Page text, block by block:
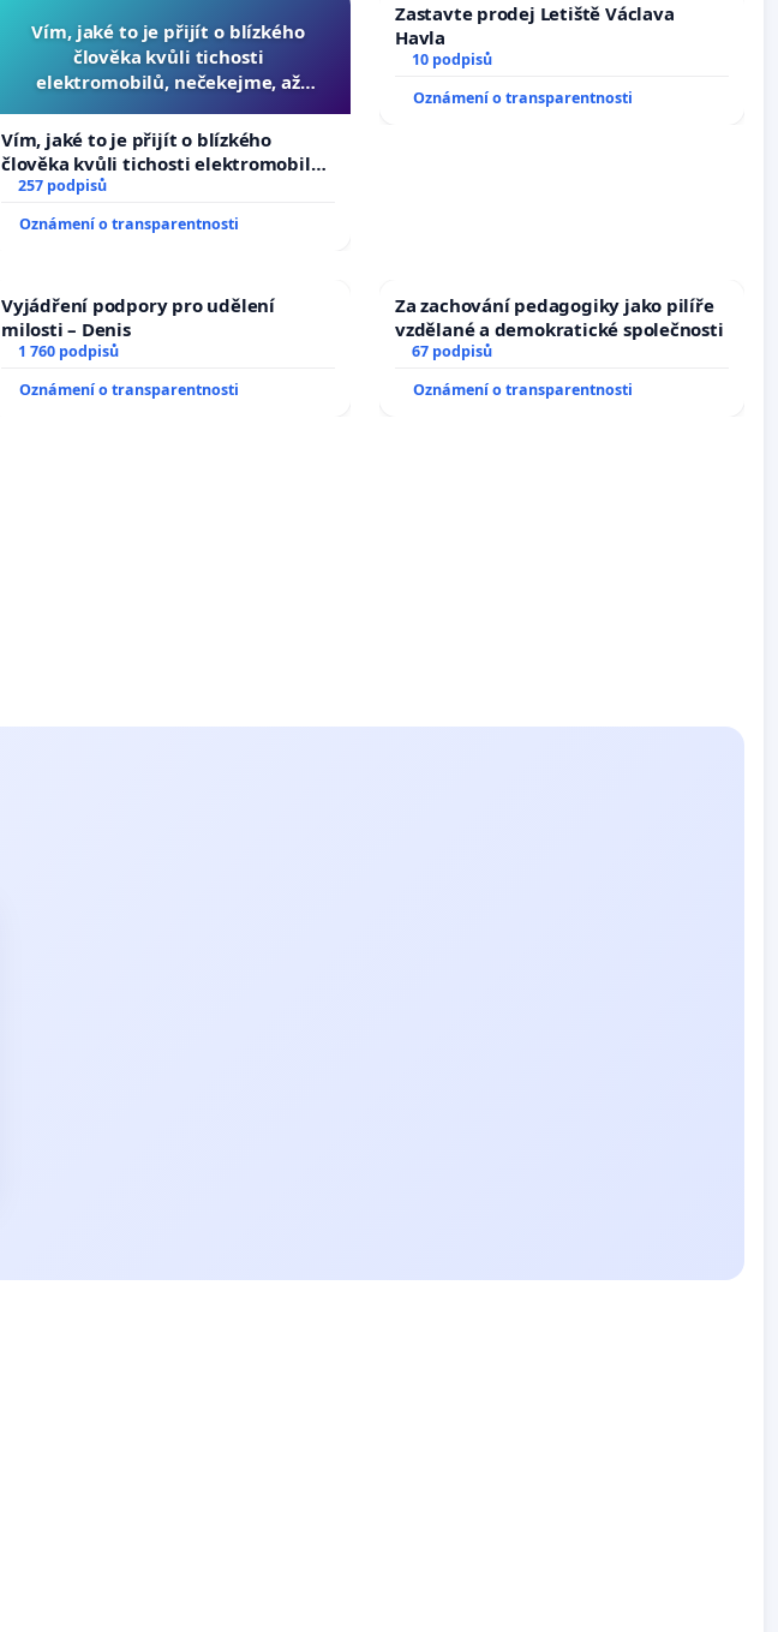
Vím, jaké to je přijít o blízkého
člověka kvůli tichosti
elektromobilů, nečekejme, až
auta!
Vím, jaké to je přijít o blízkého
člověka kvůli tichosti elektromobilů,
nečekejme, až přibydou další,
zaveďme slyšitelná auta!
257 podpisů
Oznámení o transparentnosti
Zastavte prodej Letiště Václava
Havla
10 podpisů
Oznámení o transparentnosti
Vyjádření podpory pro udělení
milosti – Denis
1 760 podpisů
Oznámení o transparentnosti
Za zachování pedagogiky jako pilíře
vzdělané a demokratické společnosti
67 podpisů
Oznámení o transparentnosti